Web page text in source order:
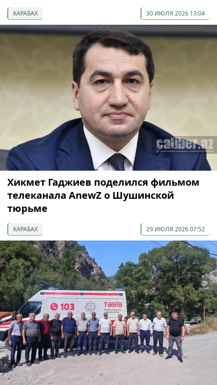
КАРАБАХ 30 ИЮЛЯ 2026 13:04
Хикмет Гаджиев поделился фильмом
телеканала AnewZ о Шушинской
тюрьме
КАРАБАХ 29 ИЮЛЯ 2026 07:52